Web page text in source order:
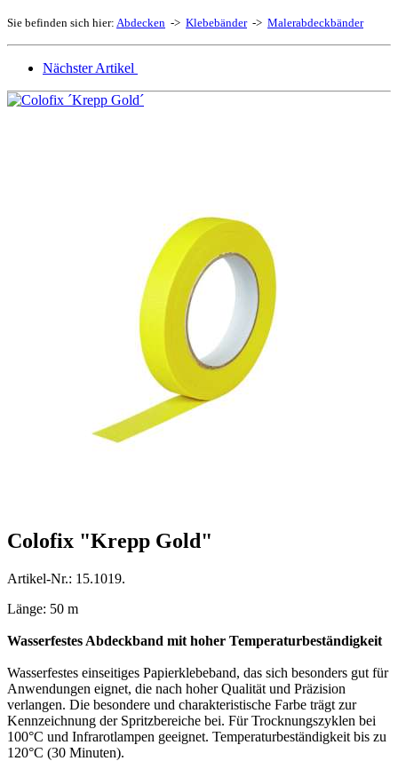
Sie befinden sich hier: Abdecken -> Klebebänder-> Malerabdeckbänder
Nächster Artikel
Colofix "Krepp Gold"
Artikel-Nr.: 15.1019.
Länge: 50 m
Wasserfestes Abdeckband mit hoher Temperaturbeständigkeit
Wasserfestes einseitiges Papierklebeband, das sich besonders gut für
Anwendungen eignet, die nach hoher Qualität und Präzision
verlangen. Die besondere und charakteristische Farbe trägt zur
Kennzeichnung der Spritzbereiche bei. Für Trocknungszyklen bei
100°C und Infrarotlampen geeignet. Temperaturbeständigkeit bis zu
120°C (30 Minuten).